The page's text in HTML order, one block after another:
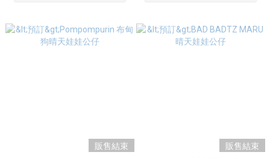
販售結束
販售結束